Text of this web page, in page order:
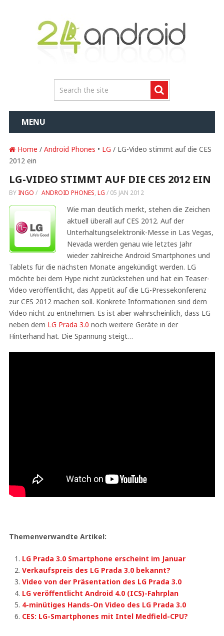
MENU
Home / Android Phones • LG / LG-Video stimmt auf die CES
2012 ein
LG-VIDEO STIMMT AUF DIE CES 2012 EIN
BY INGO / ANDROID PHONES, LG / 05 JAN 2012
Wie man deutlich merkt, stehen die Zeichen
aktuell überall auf CES 2012. Auf der
Unterhaltungselektronik-Messe in Las Vegas,
Nevada werden genau wie letztes Jahr
wieder zahlreiche Android Smartphones und
Tablets für die nächsten Monate angekündigt werden. LG
möchte bei dem Hype nicht zurückstehen und hat ein Teaser-
Video veröffentlicht, das Appetit auf die LG-Pressekonferenz
zur CES 2012 machen soll. Konkrete Informationen sind dem
Video nicht zu entnehmen. Es ist aber wahrscheinlich, dass LG
neben dem LG Prada 3.0 noch weitere Geräte in der
Hinterhand hat. Die Spannung steigt…
Themenverwandte Artikel:
LG Prada 3.0 Smartphone erscheint im Januar
Verkaufspreis des LG Prada 3.0 bekannt?
Video von der Präsentation des LG Prada 3.0
LG veröffentlicht Android 4.0 (ICS)-Fahrplan
4-minütiges Hands-On Video des LG Prada 3.0
CES: LG-Smartphones mit Intel Medfield-CPU?